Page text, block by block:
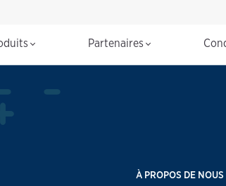
Partenaires
À PROPOS DE NOUS